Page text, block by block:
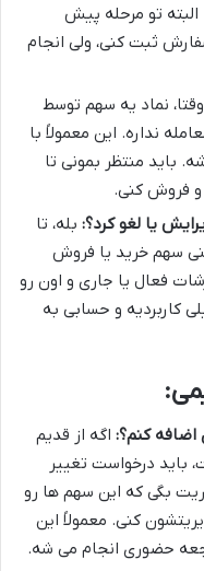
تو مرحله پیش
تونی سفارش ثبت کنی، ولی انجام
نماد یه سهم توسط
نداره. این معمولاً با
باید منتظر بمونی تا
و فروش کنی.
یا لغو کرد؟: بله، تا
سهم خرید یا فروش
فعال یا جاری و اون رو
کاربردیه و حسابی به
اضافه کنم؟: اگه از قدیم
باید درخواست تغییر
بگی که این سهم ها رو
کنی. معمولاً این
حضوری انجام می شه.